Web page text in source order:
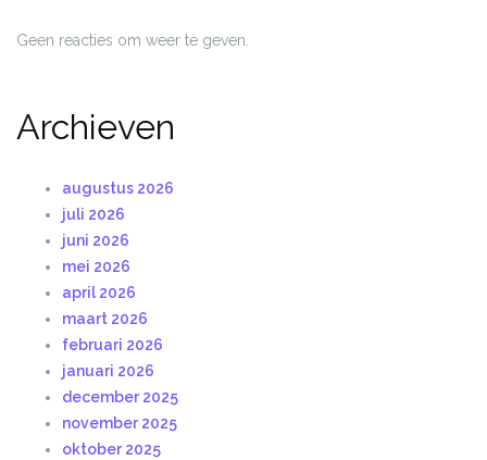
Geen reacties om weer te geven.
Archieven
augustus 2026
juli 2026
juni 2026
mei 2026
april 2026
maart 2026
februari 2026
januari 2026
december 2025
november 2025
oktober 2025